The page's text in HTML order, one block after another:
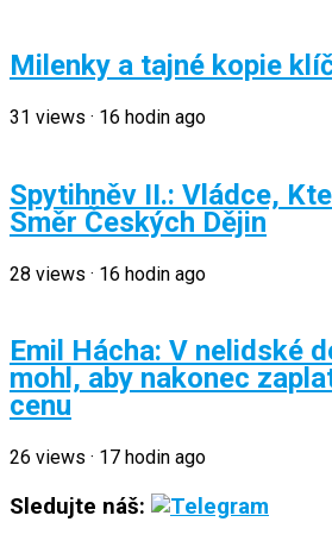
Milenky a tajné kopie
31 views · 16 hodin ago
Spytihněv II.: Vládce,
Směr Českých Dějin
28 views · 16 hodin ago
Emil Hácha: V nelidské
mohl, aby nakonec
cenu
26 views · 17 hodin ago
Sledujte náš: